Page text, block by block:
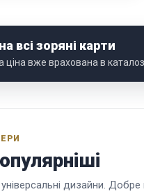
всі зоряні карти
ціна вже врахована в
дизайни.